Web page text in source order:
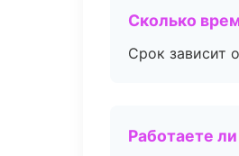
Сколько
Срок зависит
Работаете